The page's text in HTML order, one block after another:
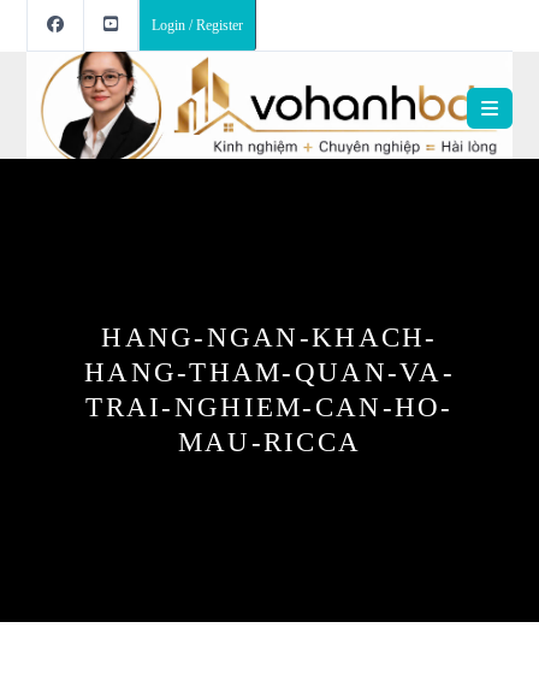
Login / Register
HANG-NGAN-KHACH-
HANG-THAM-QUAN-VA-
TRAI-NGHIEM-CAN-HO-
MAU-RICCA